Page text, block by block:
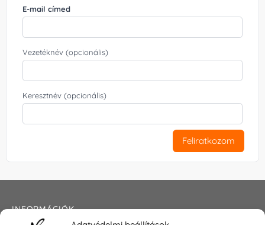
E-mail címed
Vezetéknév (opcionális)
Keresztnév (opcionális)
Feliratkozom
INFORMÁCIÓK